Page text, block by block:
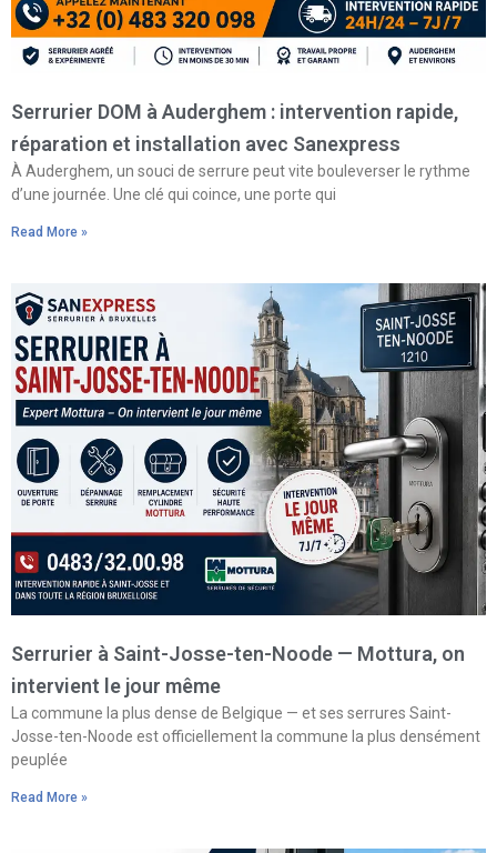
Serrurier DOM à Auderghem : intervention rapide,
réparation et installation avec Sanexpress
À Auderghem, un souci de serrure peut vite bouleverser le rythme
d’une journée. Une clé qui coince, une porte qui
Read More »
Serrurier à Saint-Josse-ten-Noode — Mottura, on
intervient le jour même
La commune la plus dense de Belgique — et ses serrures Saint-
Josse-ten-Noode est officiellement la commune la plus densément
peuplée
Read More »